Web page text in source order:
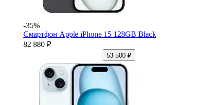
-35%
Смартфон Apple iPhone 15 128GB Black
82 880 ₽
53 500 ₽